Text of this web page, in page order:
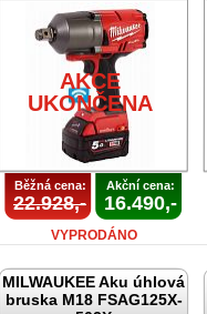
AKCE
UKONČENA
Běžná cena:
22.928,-
Akční cena:
16.490,-
VYPRODÁNO
MILWAUKEE Aku úhlová
bruska M18 FSAG125X-